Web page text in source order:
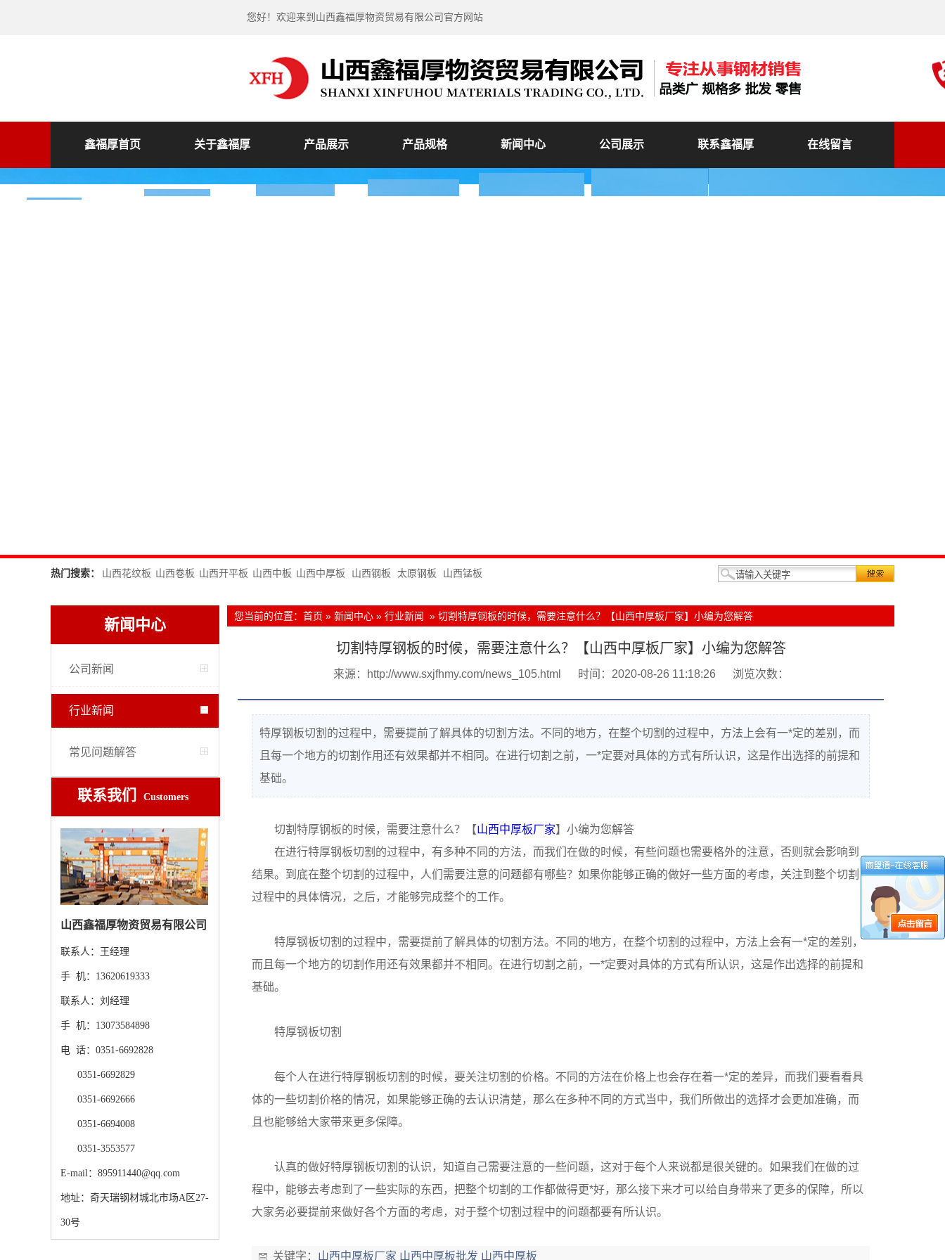
您好！欢迎来到山西鑫福厚物资贸易有限公司官方网站
鑫福厚首页 关于鑫福厚 产品展示 产品规格 新闻中心 公司展示 联系鑫福厚 在线留言
热门搜索： 山西花纹板 山西卷板 山西开平板 山西中板 山西中厚板 山西钢板 太原钢板 山西锰板
新闻中心
公司新闻
行业新闻
常见问题解答
联系我们 Customers
山西鑫福厚物资贸易有限公司
联系人：王经理
手 机：13620619333
联系人：刘经理
手 机：13073584898
电 话：0351-6692828
0351-6692829
0351-6692666
0351-6694008
0351-3553577
E-mail：895911440@qq.com
地址：奇天瑞钢材城北市场A区27-
30号
您当前的位置： 首页 » 新闻中心 » 行业新闻 » 切割特厚钢板的时候，需要注意什么？【山西中厚板厂家】小编为您解答
切割特厚钢板的时候，需要注意什么？【山西中厚板厂家】小编为您解答
来源：http://www.sxjfhmy.com/news_105.html 时间：2020-08-26 11:18:26 浏览次数：
特厚钢板切割的过程中，需要提前了解具体的切割方法。不同的地方，在整个切割的过程中，方法上会有一*定的差别，而
且每一个地方的切割作用还有效果都并不相同。在进行切割之前，一*定要对具体的方式有所认识，这是作出选择的前提和
基础。
切割特厚钢板的时候，需要注意什么？【山西中厚板厂家】小编为您解答
在进行特厚钢板切割的过程中，有多种不同的方法，而我们在做的时候，有些问题也需要格外的注意，否则就会影响到
结果。到底在整个切割的过程中，人们需要注意的问题都有哪些？如果你能够正确的做好一些方面的考虑，关注到整个切割
过程中的具体情况，之后，才能够完成整个的工作。
特厚钢板切割的过程中，需要提前了解具体的切割方法。不同的地方，在整个切割的过程中，方法上会有一*定的差别，
而且每一个地方的切割作用还有效果都并不相同。在进行切割之前，一*定要对具体的方式有所认识，这是作出选择的前提和
基础。
特厚钢板切割
每个人在进行特厚钢板切割的时候，要关注切割的价格。不同的方法在价格上也会存在着一*定的差异，而我们要看看具
体的一些切割价格的情况，如果能够正确的去认识清楚，那么在多种不同的方式当中，我们所做出的选择才会更加准确，而
且也能够给大家带来更多保障。
认真的做好特厚钢板切割的认识，知道自己需要注意的一些问题，这对于每个人来说都是很关键的。如果我们在做的过
程中，能够去考虑到了一些实际的东西，把整个切割的工作都做得更*好，那么接下来才可以给自身带来了更多的保障，所以
大家务必要提前来做好各个方面的考虑，对于整个切割过程中的问题都要有所认识。
关键字： 山西中厚板厂家 山西中厚板批发 山西中厚板